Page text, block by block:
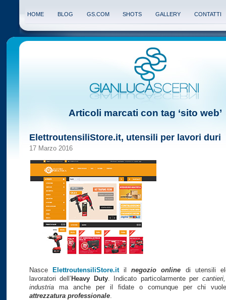
HOME BLOG GS.COM SHOTS GALLERY CONTATTI
Articoli marcati con tag ‘sito web’
ElettroutensiliStore.it, utensili per lavori duri
17 Marzo 2016
NasceElettroutensiliStore.itilnegozio online di utensili
lavoratori dell’Heavy Duty. Indicato particolarmente per
industria ma anche per il fidate o comunque per chi
attrezzatura professionale